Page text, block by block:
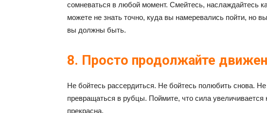
сомневаться в любой момент. Смейтесь, наслаждайтесь
можете не знать точно, куда вы намеревались пойти, но
вы должны быть.
8. Просто продолжайте
Не бойтесь рассердиться. Не бойтесь полюбить снова.
превращаться в рубцы. Поймите, что сила
прекрасна.